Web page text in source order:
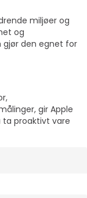
miljøer og
og
gjør den egnet for
gir Apple
ta proaktivt vare